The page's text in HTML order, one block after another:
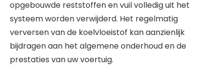
opgebouwde reststoffen en vuil volledig uit het
systeem worden verwijderd. Het regelmatig
verversen van de koelvloeistof kan aanzienlijk
bijdragen aan het algemene onderhoud en de
prestaties van uw voertuig.